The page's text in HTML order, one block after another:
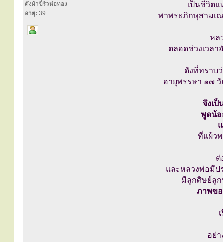
ดั่งผ้าขี้ร้วห่อทอง
อายุ: 39
เป็นชีวิตแ
พาพระภิกษุสามเ
หล
ตลอดช่วงเวล
ดังที่ทราบ
อายุพรรษา ๑๗ วั
จึงเป็
พูดน้อ
ที่แผ้วพ
ต่
และหลวงพ่อมีป
มีลูกศิษย์ลูก
ภาพข
อย่